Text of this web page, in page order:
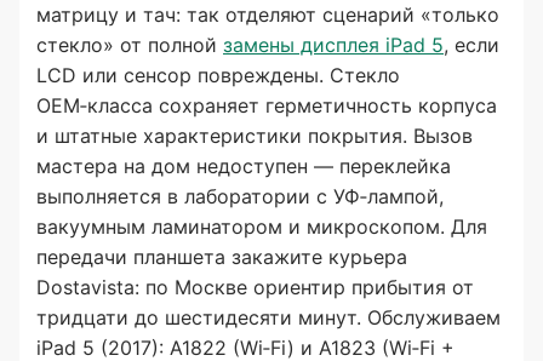
матрицу и тач: так отделяют сценарий «только
стекло» от полной замены дисплея iPad 5, если
LCD или сенсор повреждены. Стекло
OEM‑класса сохраняет герметичность корпуса
и штатные характеристики покрытия. Вызов
мастера на дом недоступен — переклейка
выполняется в лаборатории с УФ‑лампой,
вакуумным ламинатором и микроскопом. Для
передачи планшета закажите курьера
Dostavista: по Москве ориентир прибытия от
тридцати до шестидесяти минут. Обслуживаем
iPad 5 (2017): A1822 (Wi‑Fi) и A1823 (Wi‑Fi +